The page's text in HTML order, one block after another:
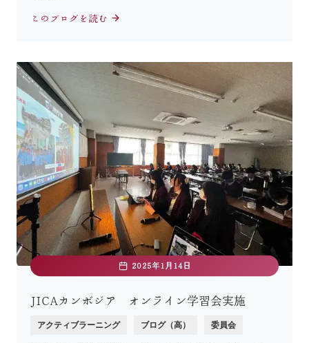
このブログを読む
2025年1月14日
JICAカンボジア オンライン学習会実施
アクティブラーニング ブログ（高） 委員会